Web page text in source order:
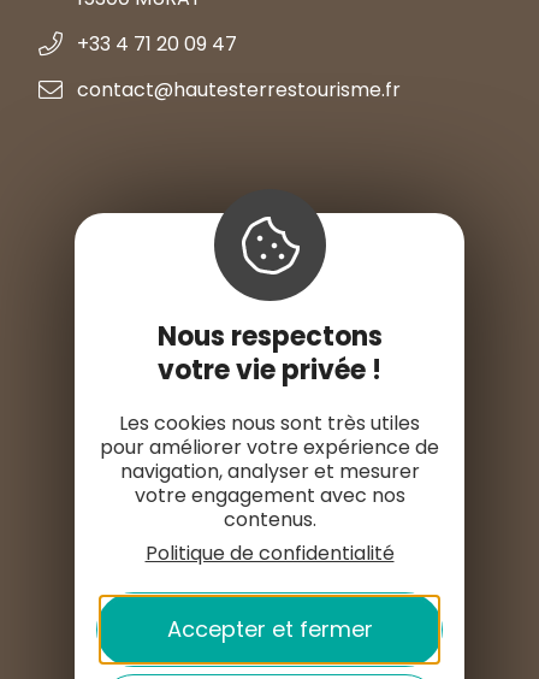
+33 4 71 20 09 47
contact@hautesterrestourisme.fr
Nous contacter
Nos horaires
S'INSTALLER ICI
ESPACE PRO
ESPACE PRESSE
Nous respectons
votre vie privée !
Les cookies nous sont très utiles
pour améliorer votre expérience de
navigation, analyser et mesurer
votre engagement avec nos
contenus.
Politique de confidentialité
Accepter et fermer